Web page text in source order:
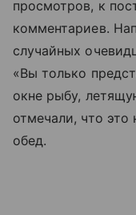
просмотров, к
комментариев.
случайных
«Вы только
окне рыбу,
отмечали, что это
обед.